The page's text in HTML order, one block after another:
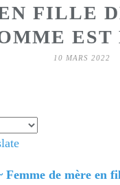
FILLE
EST
10 MARS 2022